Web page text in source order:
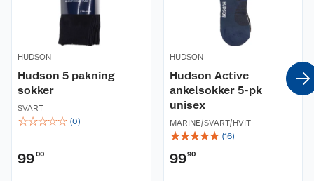
HUDSON
Hudson 5 pakning
sokker
SVART
☆☆☆☆☆ (0)
9900
HUDSON
Hudson Active
ankelsokker 5-pk
unisex
MARINE/SVART/HVIT
☆☆☆☆☆ (16)
9990